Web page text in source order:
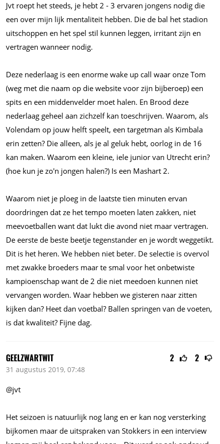
Jvt roept het steeds, je hebt 2 - 3 ervaren jongens nodig die
een over mijn lijk mentaliteit hebben. Die de bal het stadion
uitschoppen en het spel stil kunnen leggen, irritant zijn en
vertragen wanneer nodig.
Deze nederlaag is een enorme wake up call waar onze Tom
(weg met die naam op die website voor zijn bijberoep) een
spits en een middenvelder moet halen. En Brood deze
nederlaag geheel aan zichzelf kan toeschrijven. Waarom, als
Volendam op jouw helft speelt, een targetman als Kimbala
erin zetten? Die alleen, als je al geluk hebt, oorlog in de 16
kan maken. Waarom een kleine, iele junior van Utrecht erin?
(hoe kun je zo'n jongen halen?) Is een Mashart 2.
Waarom niet je ploeg in de laatste tien minuten ervan
doordringen dat ze het tempo moeten laten zakken, niet
meevoetballen want dat lukt die avond niet maar vertragen.
De eerste de beste beetje tegenstander en je wordt weggetikt.
Dit is het heren. We hebben niet beter. De selectie is overvol
met zwakke broeders maar te smal voor het onbetwiste
kampioenschap want de 2 die niet meedoen kunnen niet
vervangen worden. Waar hebben we gisteren naar zitten
kijken dan? Heet dan voetbal? Ballen springen van de voeten,
is dat kwaliteit? Fijne dag.
2 2
GEELZWARTWIT
31 augustus 2019, 07:48
@jvt
Het seizoen is natuurlijk nog lang en er kan nog versterking
bijkomen maar de uitspraken van Stokkers in een interview